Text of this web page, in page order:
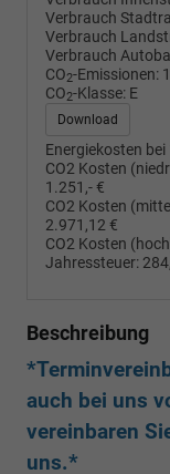
Verbrauch
Verbrauch
Verbrauch
CO2-Emissionen:
CO2-Klasse: E
Download
Energiekosten
CO2 Kosten
1.251,- €
CO2 Kosten
2.971,12 €
CO2 Kosten
Jahressteuer:
Beschreibung
auch bei uns
vereinbaren
uns.*